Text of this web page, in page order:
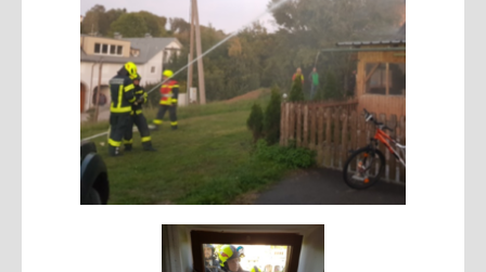
2019
2018
2017
2016
2015
SICHERHEITSINFOS
Warn und Alarmsignale